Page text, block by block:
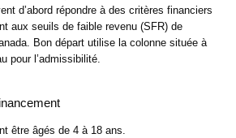
d’abord répondre à des critères financiers
aux seuils de faible revenu (SFR) de
Bon départ utilise la colonne située à
pour l’admissibilité.
être âgés de 4 à 18 ans.